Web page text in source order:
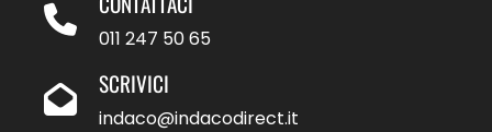
011 247 50 65
SCRIVICI
indaco@indacodirect.it